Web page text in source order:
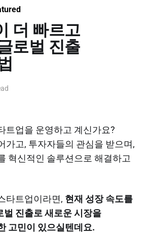
더 빠르고
로벌 진출
트업을 운영하고 계신가요?
가고, 투자자들의 관심을 받으며,
혁신적인 솔루션으로 해결하고
타트업이라면, 현재 성장 속도를
벌 진출로 새로운 시장을
고민이 있으실텐데요.